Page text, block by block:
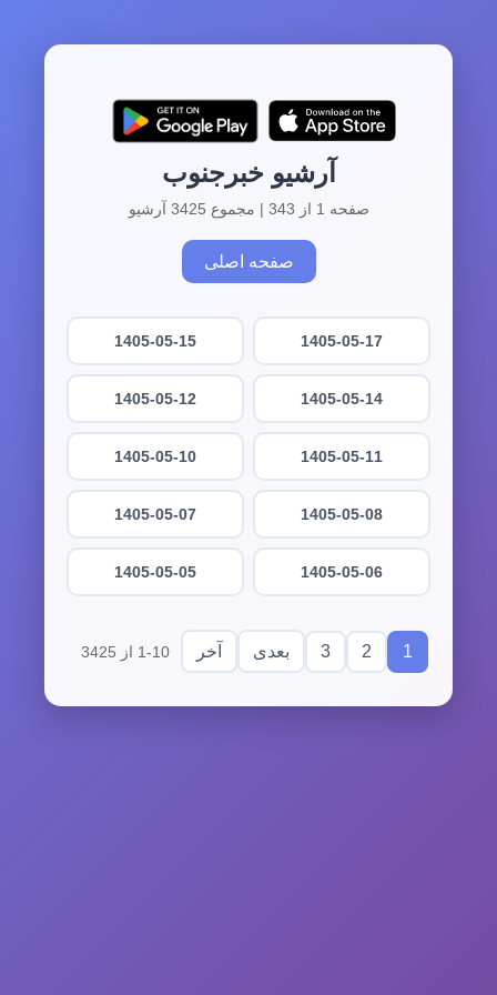
آرشیو خبرجنوب
صفحه 1 از 343 | مجموع 3425 آرشیو
صفحه اصلی
1405-05-17
1405-05-15
1405-05-14
1405-05-12
1405-05-11
1405-05-10
1405-05-08
1405-05-07
1405-05-06
1405-05-05
1
2
3 بعدی آخر 1-10 از 3425